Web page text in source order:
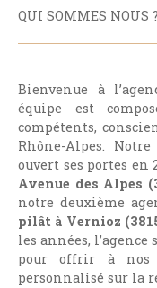
QUI SOMMES NOUS ?
Bienvenue à
équipe est
compétents,
Rhône-Alpes.
ouvert ses portes en
Avenue des Alpes
notre deuxième
pilât à Vernioz
les années, l’agence
pour offrir à nos
personnalisé sur la